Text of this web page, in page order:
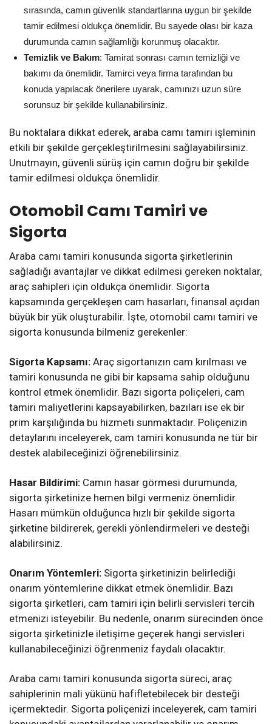
sırasında, camın güvenlik standartlarına uygun bir şekilde
tamir edilmesi oldukça önemlidir. Bu sayede olası bir kaza
durumunda camın sağlamlığı korunmuş olacaktır.
Temizlik ve Bakım: Tamirat sonrası camın temizliği ve
bakımı da önemlidir. Tamirci veya firma tarafından bu
konuda yapılacak önerilere uyarak, camınızı uzun süre
sorunsuz bir şekilde kullanabilirsiniz.
Bu noktalara dikkat ederek, araba camı tamiri işleminin
etkili bir şekilde gerçekleştirilmesini sağlayabilirsiniz.
Unutmayın, güvenli sürüş için camın doğru bir şekilde
tamir edilmesi oldukça önemlidir.
Otomobil Camı Tamiri ve
Sigorta
Araba camı tamiri konusunda sigorta şirketlerinin
sağladığı avantajlar ve dikkat edilmesi gereken noktalar,
araç sahipleri için oldukça önemlidir. Sigorta
kapsamında gerçekleşen cam hasarları, finansal açıdan
büyük bir yük oluşturabilir. İşte, otomobil camı tamiri ve
sigorta konusunda bilmeniz gerekenler:
Sigorta Kapsamı: Araç sigortanızın cam kırılması ve
tamiri konusunda ne gibi bir kapsama sahip olduğunu
kontrol etmek önemlidir. Bazı sigorta poliçeleri, cam
tamiri maliyetlerini kapsayabilirken, bazıları ise ek bir
prim karşılığında bu hizmeti sunmaktadır. Poliçenizin
detaylarını inceleyerek, cam tamiri konusunda ne tür bir
destek alabileceğinizi öğrenebilirsiniz.
Hasar Bildirimi: Camın hasar görmesi durumunda,
sigorta şirketinize hemen bilgi vermeniz önemlidir.
Hasarı mümkün olduğunca hızlı bir şekilde sigorta
şirketine bildirerek, gerekli yönlendirmeleri ve desteği
alabilirsiniz.
Onarım Yöntemleri: Sigorta şirketinizin belirlediği
onarım yöntemlerine dikkat etmek önemlidir. Bazı
sigorta şirketleri, cam tamiri için belirli servisleri tercih
etmenizi isteyebilir. Bu nedenle, onarım sürecinden önce
sigorta şirketinizle iletişime geçerek hangi servisleri
kullanabileceğinizi öğrenmeniz faydalı olacaktır.
Araba camı tamiri konusunda sigorta süreci, araç
sahiplerinin mali yükünü hafifletebilecek bir desteği
içermektedir. Sigorta poliçenizi inceleyerek, cam tamiri